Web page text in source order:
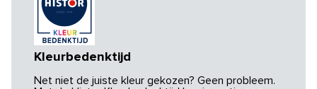
Kleurbedenktijd
Net niet de juiste kleur gekozen? Geen probleem.